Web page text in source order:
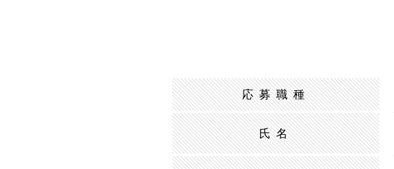
応募職種
氏名